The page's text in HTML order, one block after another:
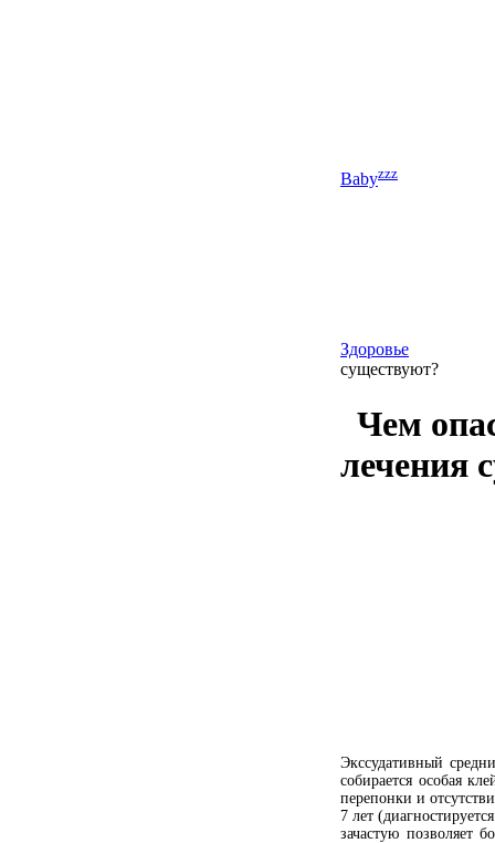
Babyzzz
Здоровье
существуют?
Чем
лечения
Экссудативный
собирается особая
перепонки и
7 лет
зачастую позволяет